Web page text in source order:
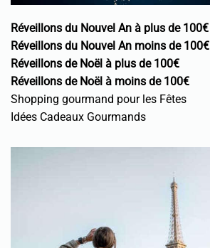
Réveillons du Nouvel An à plus de 100€
Réveillons du Nouvel An moins de 100€
Réveillons de Noël à plus de 100€
Réveillons de Noël à moins de 100€
Shopping gourmand pour les Fêtes
Idées Cadeaux Gourmands